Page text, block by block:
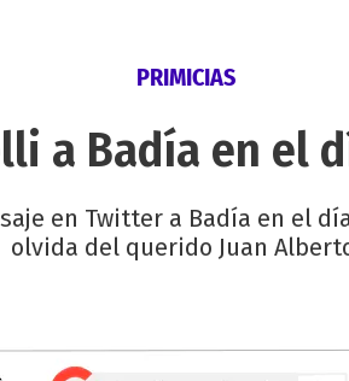
PRIMICIAS
a Badía en el
en Twitter a Badía en el
olvida del querido Juan